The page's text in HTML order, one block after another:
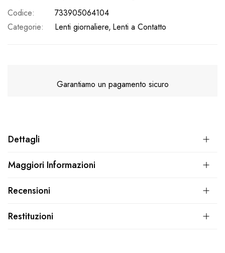
Codice
733905064104
Categorie:
Lenti giornaliere Lenti a Contatto
Garantiamo un pagamento sicuro
Dettagli
Maggiori Informazioni
Recensioni
Restituzioni